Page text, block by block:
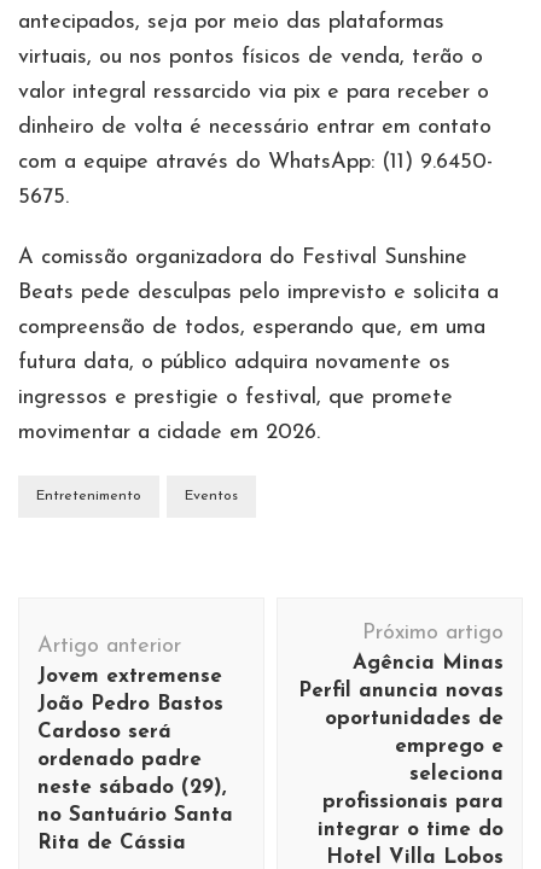
antecipados, seja por meio das plataformas
virtuais, ou nos pontos físicos de venda, terão o
valor integral ressarcido via pix e para receber o
dinheiro de volta é necessário entrar em contato
com a equipe através do WhatsApp: (11) 9.6450-
5675.
A comissão organizadora do Festival Sunshine
Beats pede desculpas pelo imprevisto e solicita a
compreensão de todos, esperando que, em uma
futura data, o público adquira novamente os
ingressos e prestigie o festival, que promete
movimentar a cidade em 2026.
Entretenimento Eventos
de
post
Artigo anterior
Jovem extremense
João Pedro Bastos
Cardoso será
ordenado padre
neste sábado (29),
no Santuário Santa
Rita de Cássia
Próximo artigo
Agência Minas
Perfil anuncia novas
oportunidades de
emprego e
seleciona
profissionais para
integrar o time do
Hotel Villa Lobos